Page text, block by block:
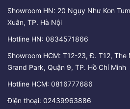
Showroom HN: 20 Ngụy Như Kon
Xuân, TP. Hà Nội
Hotline HN: 0834571866
Showroom HCM: T12-23, Đ. T12,
Grand Park, Quận 9, TP. Hồ Chí Minh
Hotline HCM: 0816777686
Điện thoại: 02439963886